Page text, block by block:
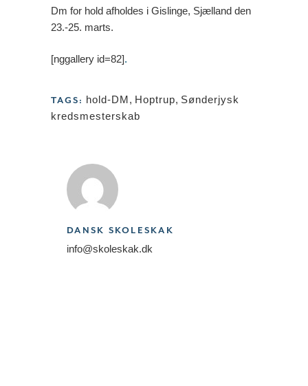
Dm for hold afholdes i Gislinge, Sjælland den
23.-25. marts.
[nggallery id=82].
TAGS: hold-DM, Hoptrup, Sønderjysk
kredsmesterskab
DANSK SKOLESKAK
info@skoleskak.dk